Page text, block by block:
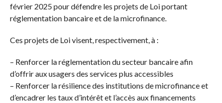
février 2025 pour défendre les projets de Loi portant
réglementation bancaire et de la microfinance.
Ces projets de Loi visent, respectivement, à :
– Renforcer la réglementation du secteur bancaire afin
d’offrir aux usagers des services plus accessibles
– Renforcer la résilience des institutions de microfinance et
d’encadrer les taux d’intérêt et l’accès aux financements